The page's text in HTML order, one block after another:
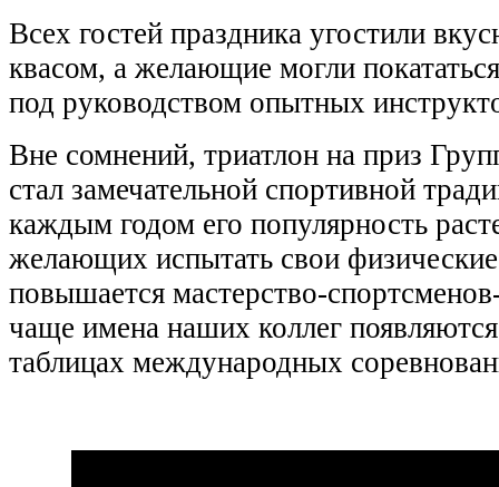
Всех гостей праздника угостили
квасом, а желающие могли
под руководством опытных
Вне сомнений, триатлон на приз
стал замечательной спортивной
каждым годом его популярность
желающих испытать свои
повышается мастерство-
чаще имена наших коллег
таблицах международных